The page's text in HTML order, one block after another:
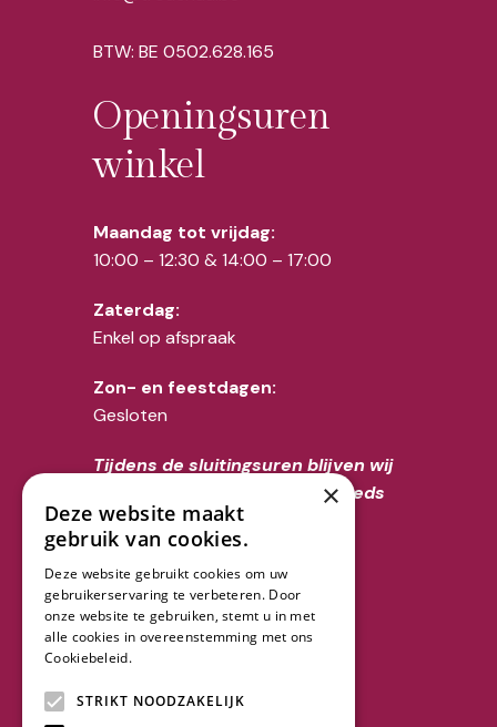
BTW: BE 0502.628.165
Openingsuren
winkel
Maandag tot vrijdag:
10:00 – 12:30 & 14:00 – 17:00
Zaterdag:
Enkel op afspraak
Zon- en feestdagen:
Gesloten
Tijdens de sluitingsuren blijven wij
voor overlijdens uiteraard steeds
telefonisch bereikbaar op het
nummer 02/356.52.70
Volg ons
×
Deze website maakt
gebruik van cookies.
Deze website gebruikt cookies om uw
gebruikerservaring te verbeteren. Door
onze website te gebruiken, stemt u in met
alle cookies in overeenstemming met ons
Cookiebeleid.
STRIKT NOODZAKELIJK